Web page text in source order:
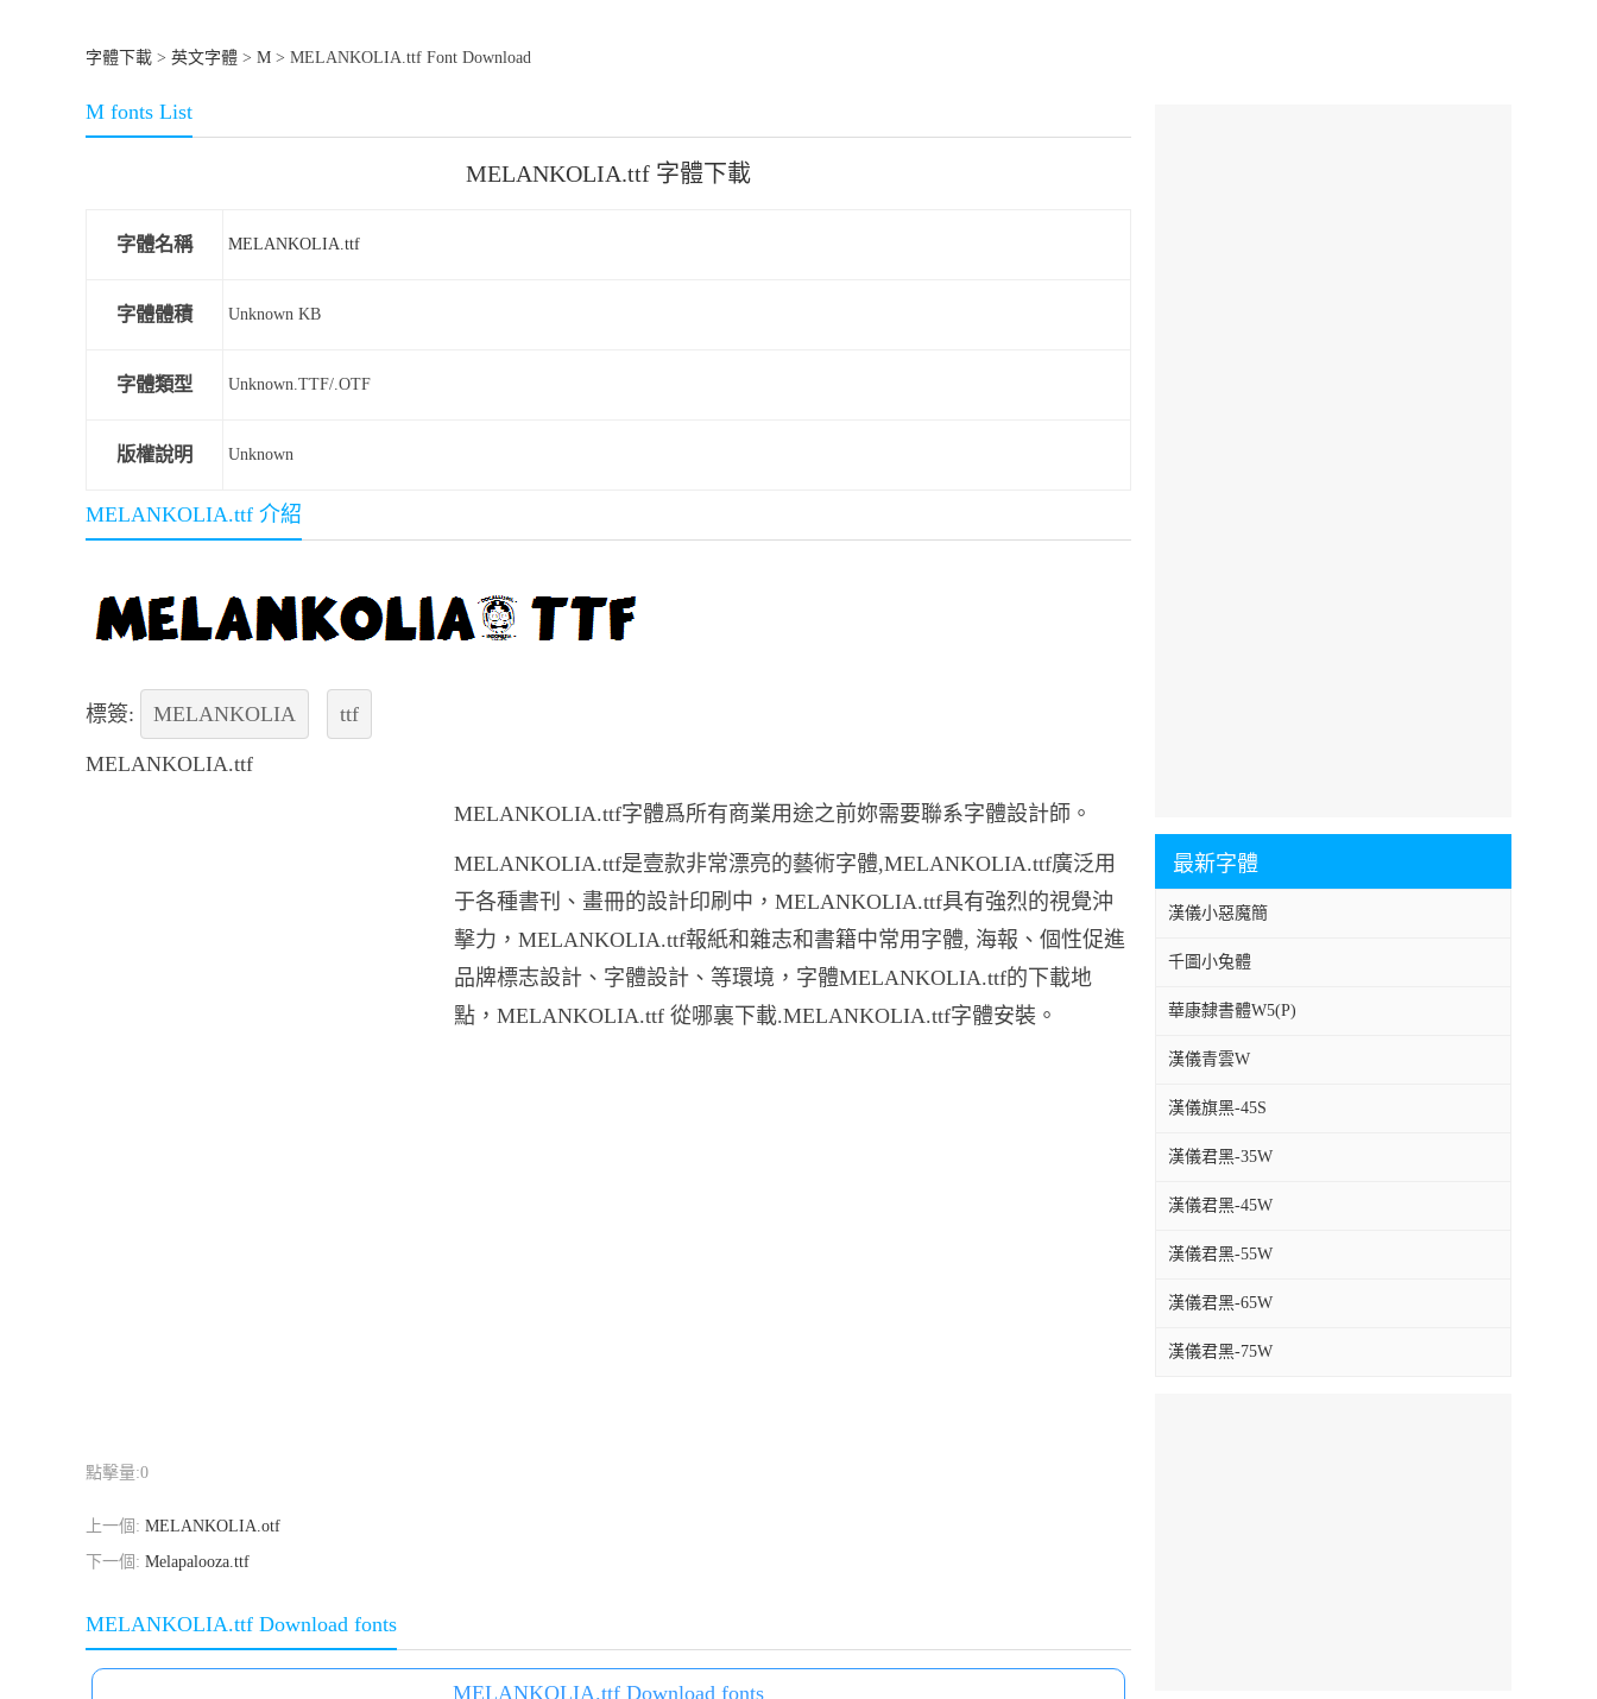
字體下載 > 英文字體 > M > MELANKOLIA.ttf Font Download
最新字體
漢儀小惡魔簡
千圖小兔體
華康隸書體W5(P)
漢儀青雲W
漢儀旗黑-45S
漢儀君黑-35W
漢儀君黑-45W
漢儀君黑-55W
漢儀君黑-65W
漢儀君黑-75W
M fonts List
MELANKOLIA.ttf 字體下載
字體名稱 MELANKOLIA.ttf
字體體積 Unknown KB
字體類型 Unknown.TTF/.OTF
版權說明 Unknown
MELANKOLIA.ttf 介紹
標簽: MELANKOLIA ttf
MELANKOLIA.ttf
MELANKOLIA.ttf字體爲所有商業用途之前妳需要聯系字體設計師。
MELANKOLIA.ttf是壹款非常漂亮的藝術字體,MELANKOLIA.ttf廣泛用
于各種書刊、畫冊的設計印刷中，MELANKOLIA.ttf具有強烈的視覺沖
擊力，MELANKOLIA.ttf報紙和雜志和書籍中常用字體, 海報、個性促進
品牌標志設計、字體設計、等環境，字體MELANKOLIA.ttf的下載地
點，MELANKOLIA.ttf 從哪裏下載.MELANKOLIA.ttf字體安裝。
點擊量:0
上一個: MELANKOLIA.otf
下一個: Melapalooza.ttf
MELANKOLIA.ttf Download fonts
MELANKOLIA.ttf Download fonts